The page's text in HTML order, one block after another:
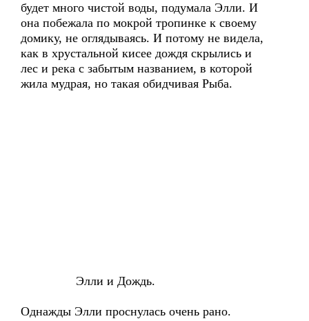
будет много чистой воды, подумала Элли. И
она побежала по мокрой тропинке к своему
домику, не оглядываясь. И потому не видела,
как в хрустальной кисее дождя скрылись и
лес и река с забытым названием, в которой
жила мудрая, но такая обидчивая Рыба.
Элли и Дождь.
Однажды Элли проснулась очень рано.